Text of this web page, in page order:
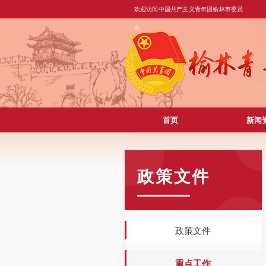
欢迎访问中国共产主义青年团榆林市委员
会
首页 新闻
政策文件
政策文件
重点工作